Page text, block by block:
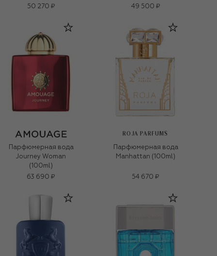
50 270 ₽ 49 500 ₽
Парфюмерная вода
Journey Woman
(100ml)
63 690 ₽
ROJA PARFUMS
Парфюмерная вода
Manhattan (100ml)
54 670 ₽